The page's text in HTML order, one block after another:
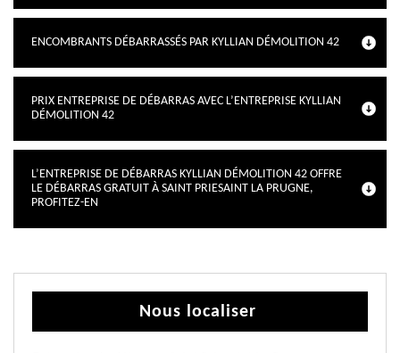
ENCOMBRANTS DÉBARRASSÉS PAR KYLLIAN DÉMOLITION 42
PRIX ENTREPRISE DE DÉBARRAS AVEC L’ENTREPRISE KYLLIAN
DÉMOLITION 42
L’ENTREPRISE DE DÉBARRAS KYLLIAN DÉMOLITION 42 OFFRE
LE DÉBARRAS GRATUIT À SAINT PRIESAINT LA PRUGNE,
PROFITEZ-EN
Nous localiser